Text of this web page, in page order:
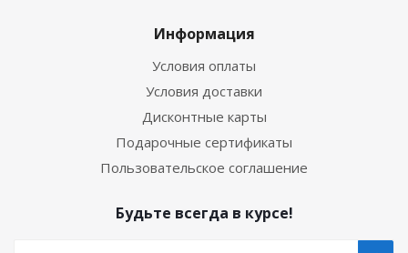
Информация
Условия оплаты
Условия доставки
Дисконтные карты
Подарочные сертификаты
Пользовательское соглашение
Будьте всегда в курсе!